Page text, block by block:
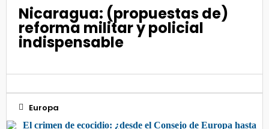
Nicaragua: (propuestas de)
reforma militar y policial
indispensable
Europa